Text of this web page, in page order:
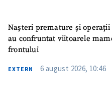
Nașteri premature și
au confruntat viitoarele
frontului
EXTERN 6 august 2026, 10:46